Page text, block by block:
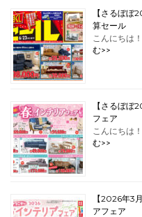
【さるぼぼ
算セール
こんにちは
む>>
【さるぼぼ
フェア
こんにちは
む>>
【2026年3
アフェア